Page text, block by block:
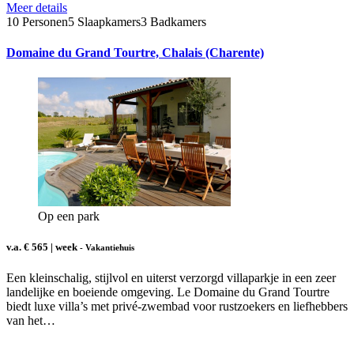
Meer details
10 Personen5 Slaapkamers3 Badkamers
Domaine du Grand Tourtre, Chalais (Charente)
Op een park
v.a. € 565 | week - Vakantiehuis
Een kleinschalig, stijlvol en uiterst verzorgd villaparkje in een zeer
landelijke en boeiende omgeving. Le Domaine du Grand Tourtre
biedt luxe villa’s met privé-zwembad voor rustzoekers en liefhebbers
van het…